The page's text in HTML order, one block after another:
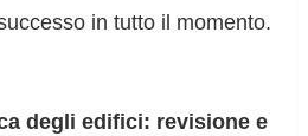
in tutto il momento.
degli edifici: revisione e